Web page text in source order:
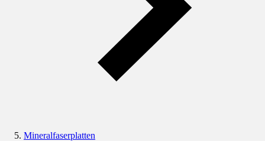
Mineralfaserplatten